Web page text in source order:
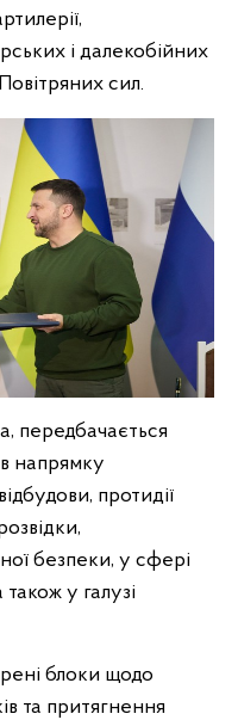
і далекобійних
сил.
передбачається
напрямку
протидії
безпеки, у сфері
у галузі
блоки щодо
та притягнення